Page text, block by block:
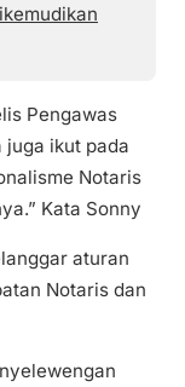
Pengawas
juga ikut pada
Notaris
Kata Sonny
aturan
Notaris dan